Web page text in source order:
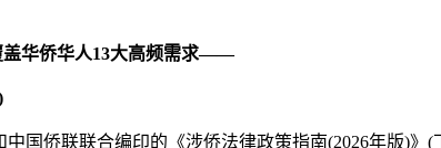
盖华侨华人13大高频需求——
侨联联合编印的《涉侨法律政策指南(2026年版)》